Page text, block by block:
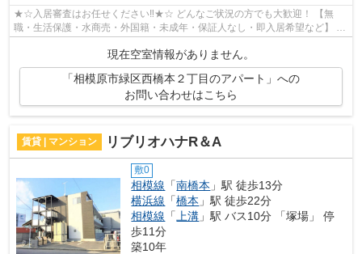
★☆入居審査はお任せください‼★☆ どんなご状況の方でも大歓迎！ 【無
職・生活保護・水商売・外国籍・未成年・保証人なし・即入居希望など】 ネ
現在空室情報がありません。
「相模原市緑区西橋本２丁目のアパート」への
お問い合わせはこちら
賃貸 | マンション リブリオハナR＆A
敷0
相模線 「南橋本 」駅 徒歩13分
横浜線 「橋本 」駅 徒歩22分
相模線 「 上溝 」駅 バス10分 「塚場」 停
歩11分
築10年